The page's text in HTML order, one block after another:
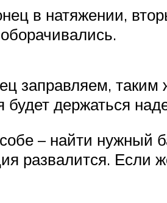
в натяжении,
заправляем, таким
будет держаться
– найти нужный
развалится. Если